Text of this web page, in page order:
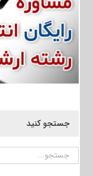
جستجو کنید
جستجو